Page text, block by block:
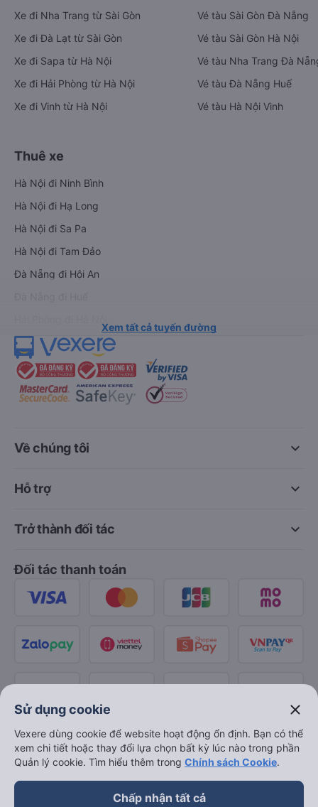
Xe đi Nha Trang từ Sài Gòn
Xe đi Đà Lạt từ Sài Gòn
Xe đi Sapa từ Hà Nội
Xe đi Hải Phòng từ Hà Nội
Xe đi Vinh từ Hà Nội
Vé tàu Sài Gòn Đà Nẵng
Vé tàu Sài Gòn Hà Nội
Vé tàu Nha Trang Đà
Vé tàu Đà Nẵng Huế
Vé tàu Hà Nội Vinh
Thuê xe
Hà Nội đi Ninh Bình
Hà Nội đi Hạ Long
Hà Nội đi Sa Pa
Hà Nội đi Tam Đảo
Đà Nẵng đi Hội An
Xem tất cả tuyến đường
keyboard_arrow_down
Về chúng tôi
keyboard_arrow_down
Hỗ trợ
keyboard_arrow_down
Trở thành đối tác
Đối tác thanh toán
Sử dụng cookie close
Vexere dùng cookie để website hoạt động ổn định. Bạn có thể
xem chi tiết hoặc thay đổi lựa chọn bất kỳ lúc nào trong phần
Quản lý cookie. Tìm hiểu thêm trong Chính sách Cookie.
Chấp nhận tất cả